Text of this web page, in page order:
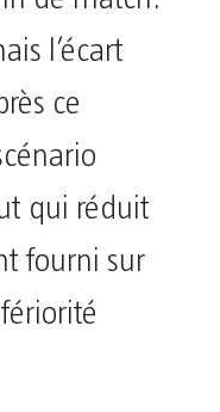
l’écart
ce
qui réduit
fourni sur